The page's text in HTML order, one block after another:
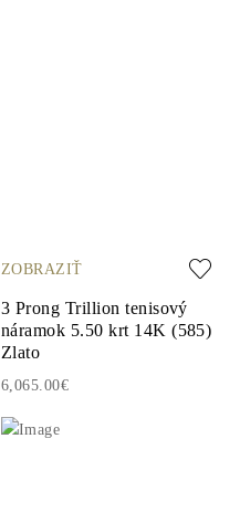
ZOBRAZIŤ
3 Prong Trillion tenisový
náramok 5.50 krt 14K (585)
Zlato
6,065.00€